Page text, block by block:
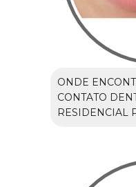
ONDE
CONTATO
RESIDENCIAL